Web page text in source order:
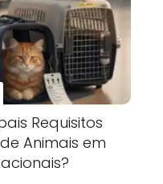
Requisitos
Animais em